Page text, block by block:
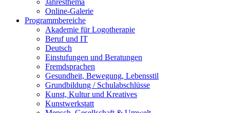
Jahresthema
Online-Galerie
Programmbereiche
Akademie für Logotherapie
Beruf und IT
Deutsch
Einstufungen und Beratungen
Fremdsprachen
Gesundheit, Bewegung, Lebensstil
Grundbildung / Schulabschlüsse
Kunst, Kultur und Kreatives
Kunstwerkstatt